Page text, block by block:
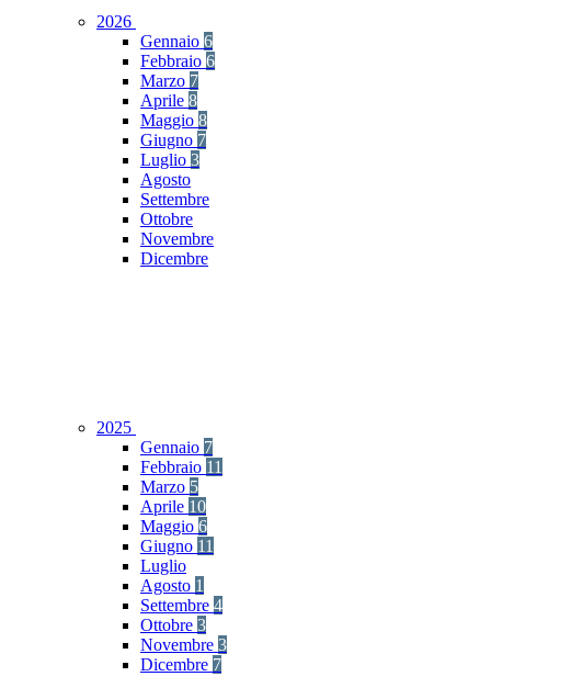
2026
Gennaio 6
Febbraio 6
Marzo 7
Aprile 8
Maggio 8
Giugno 7
Luglio 3
Agosto
Settembre
Ottobre
Novembre
Dicembre
2025
Gennaio 7
Febbraio 11
Marzo 5
Aprile 10
Maggio 6
Giugno 11
Luglio
Agosto 1
Settembre 4
Ottobre 3
Novembre 3
Dicembre 7